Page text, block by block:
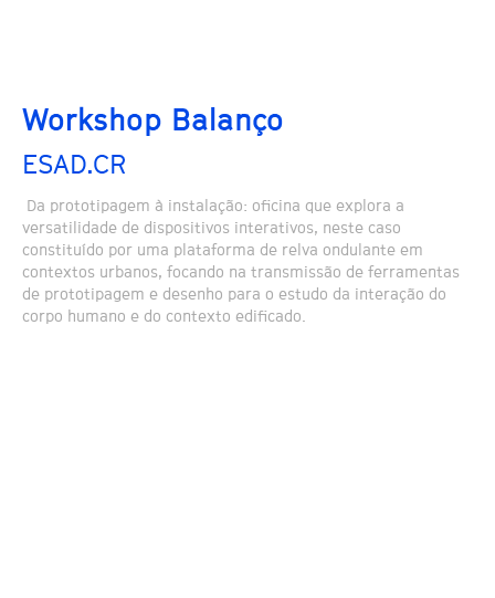
Workshop Balanço
ESAD.CR
Da prototipagem à instalação: oficina que explora a
versatilidade de dispositivos interativos, neste caso
constituído por uma plataforma de relva ondulante em
contextos urbanos, focando na transmissão de ferramentas
de prototipagem e desenho para o estudo da interação do
corpo humano e do contexto edificado.